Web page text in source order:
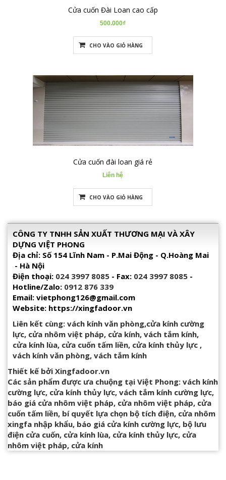
Cửa cuốn Đài Loan cao cấp
500.000₫
CHO VÀO GIỎ HÀNG
Cửa cuốn đài loan giá rẻ
Liên hệ
CHO VÀO GIỎ HÀNG
CÔNG TY TNHH SẢN XUẤT THƯƠNG MẠI VÀ XÂY
DỰNG VIỆT PHONG
Địa chỉ: Số 154 Lĩnh Nam - P.Mai Động - Q.Hoàng Mai
- Hà Nội
Điện thoại: 024 3997 8085 - Fax: 024 3997 8085 -
Hotline/Zalo: 0912 876 339
Email: vietphong126@gmail.com
Website: https://xingfadoor.vn
Liên kết cùng: vách kính văn phòng,cửa kính cường
lực, cửa nhôm việt pháp, cửa kính, vách tắm kính,
cửa kính lùa, cửa cuốn tấm liền, cửa kính thủy lực ,
vách kính văn phòng, vách tắm kính
Thiết kế bởi Xingfadoor.vn
Các sản phẩm được ưa chuộng tại Việt Phong: vách kính
cường lực, cửa kính thủy lực, vách tắm kính cường lực,
báo giá cửa nhôm việt pháp, cửa nhôm việt pháp, cửa
cuốn tấm liền, bí quyết lựa chọn bộ tích điện, cửa nhôm
xingfa nhập khẩu, báo giá cửa kính cường lực, bộ lưu
điện cửa cuốn, cửa kính lùa, cửa kính thủy lực, cửa
nhôm việt pháp, cửa kính